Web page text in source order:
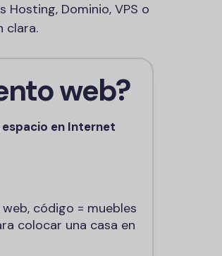
Dominio, VPS o
clara.
web?
en Internet
código = muebles
colocar una casa en